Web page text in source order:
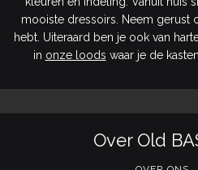
mooiste dressoirs. Neem gerust
hebt. Uiteraard ben je ook van
in onze loods waar je de
Over Old